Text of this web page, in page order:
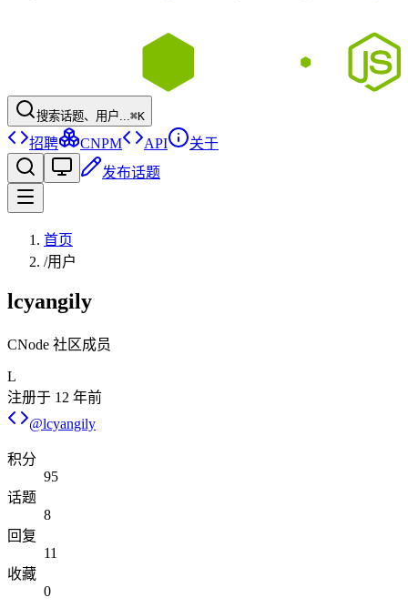
搜索话题、用户...⌘K
招聘 CNPM API
关于
发布话题
首页
/用户
lcyangily
CNode 社区成员
L
注册于 12 年前
@lcyangily
积分
95
话题
8
回复
11
收藏
0